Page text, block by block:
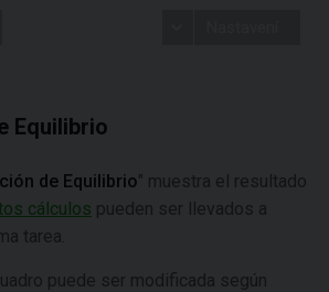
Equilibrio
de Equilibrio" muestra el resultado
cálculos pueden ser llevados a
tarea.
puede ser modificada según